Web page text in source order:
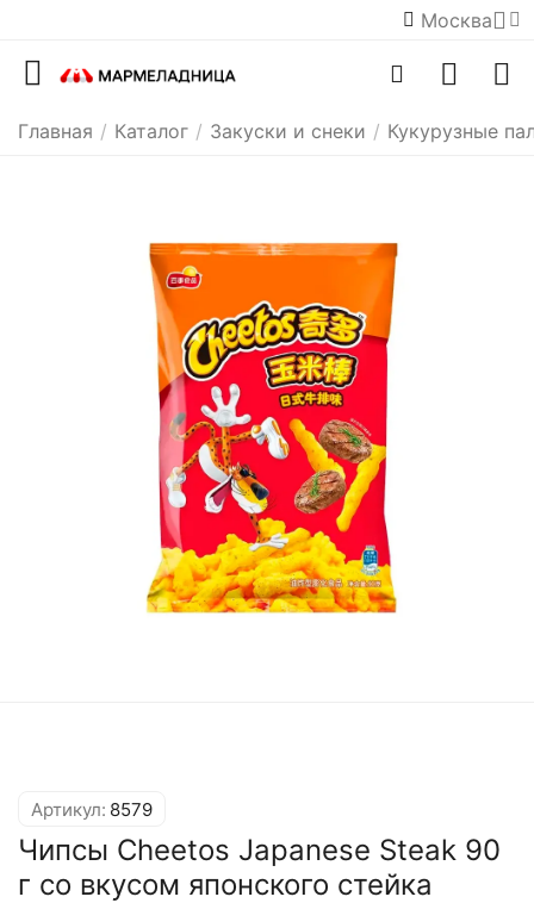
Москва
Главная / Каталог / Закуски и снеки / Кукурузные
Артикул: 8579
Чипсы Cheetos Japanese Steak 90
г со вкусом японского стейка